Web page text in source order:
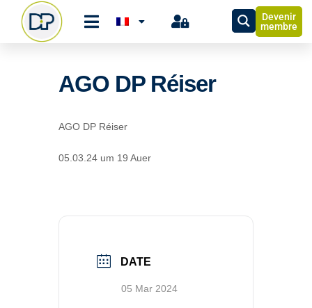
Devenir
membre
AGO DP Réiser
AGO DP Réiser
05.03.24 um 19 Auer
DATE
05 Mar 2024